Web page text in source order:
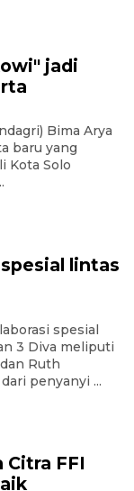
jadi
Bima Arya
baru yang
Kota Solo
lintas
spesial
3 Diva meliputi
Ruth
penyanyi ...
Citra FFI